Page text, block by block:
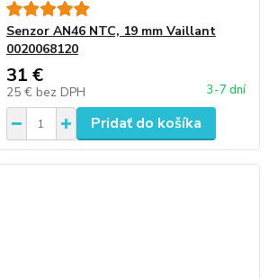
Senzor AN46 NTC, 19 mm Vaillant
0020068120
31 €
25 € bez DPH 3-7 dní
Pridať do košíka